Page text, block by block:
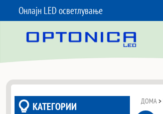
Онлајн LED осветлување
КАТЕГОРИИ ДОМА >